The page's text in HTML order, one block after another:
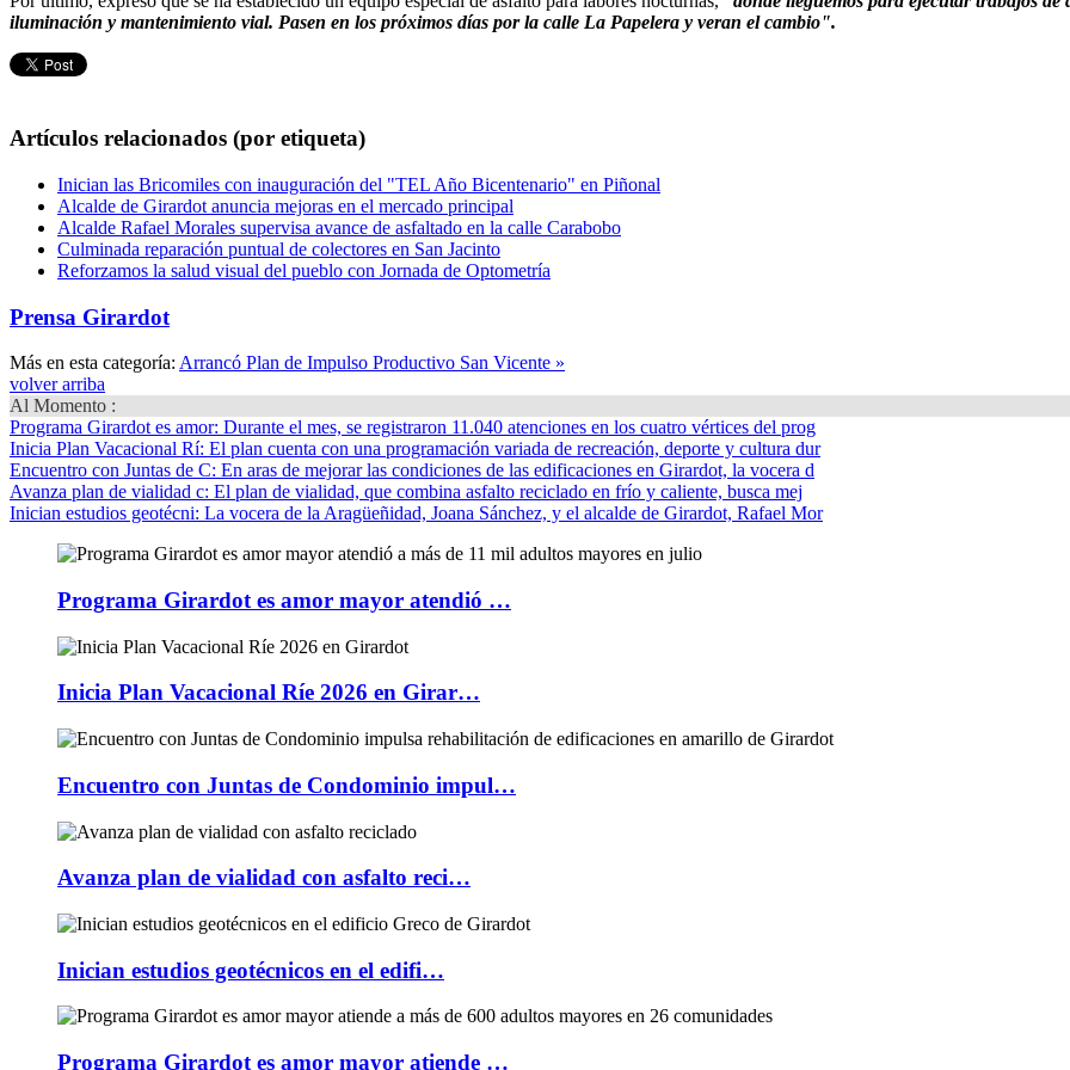
iluminación y mantenimiento vial. Pasen en los próximos días por la calle La Papelera y veran el cambio".
Artículos relacionados (por etiqueta)
Inician las Bricomiles con inauguración del "TEL Año Bicentenario" en Piñonal
Alcalde de Girardot anuncia mejoras en el mercado principal
Alcalde Rafael Morales supervisa avance de asfaltado en la calle Carabobo
Culminada reparación puntual de colectores en San Jacinto
Reforzamos la salud visual del pueblo con Jornada de Optometría
Prensa Girardot
Más en esta categoría: Arrancó Plan de Impulso Productivo San Vicente »
volver arriba
Al Momento :
Programa Girardot es amor: Durante el mes, se registraron 11.040 atenciones en los cuatro vértices del prog
Inicia Plan Vacacional Rí: El plan cuenta con una programación variada de recreación, deporte y cultura dur
Encuentro con Juntas de C: En aras de mejorar las condiciones de las edificaciones en Girardot, la vocera d
Avanza plan de vialidad c: El plan de vialidad, que combina asfalto reciclado en frío y caliente, busca mej
Inician estudios geotécni: La vocera de la Aragüeñidad, Joana Sánchez, y el alcalde de Girardot, Rafael Mor
Programa Girardot es amor mayor atendió …
Inicia Plan Vacacional Ríe 2026 en Girar…
Encuentro con Juntas de Condominio impul…
Avanza plan de vialidad con asfalto reci…
Inician estudios geotécnicos en el edifi…
Programa Girardot es amor mayor atiende …